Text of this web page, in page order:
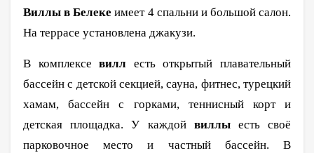
Виллы в Белеке имеет 4 спальни и большой салон.
На террасе установлена джакузи.
В комплексевилл есть открытый плавательный
бассейн с детской секцией, сауна, фитнес, турецкий
хамам, бассейн с горками, теннисный корт и
детская площадка. У каждой виллыесть своё
парковочное место и частный бассейн. В